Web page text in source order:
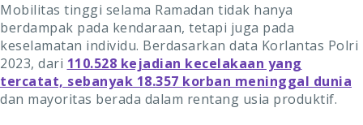
Mobilitas tinggi selama Ramadan tidak hanya
berdampak pada kendaraan, tetapi juga pada
keselamatan individu. Berdasarkan data Korlantas Polri
2023, dari 110.528 kejadian kecelakaan yang
tercatat, sebanyak 18.357 korban meninggal dunia
dan mayoritas berada dalam rentang usia produktif.